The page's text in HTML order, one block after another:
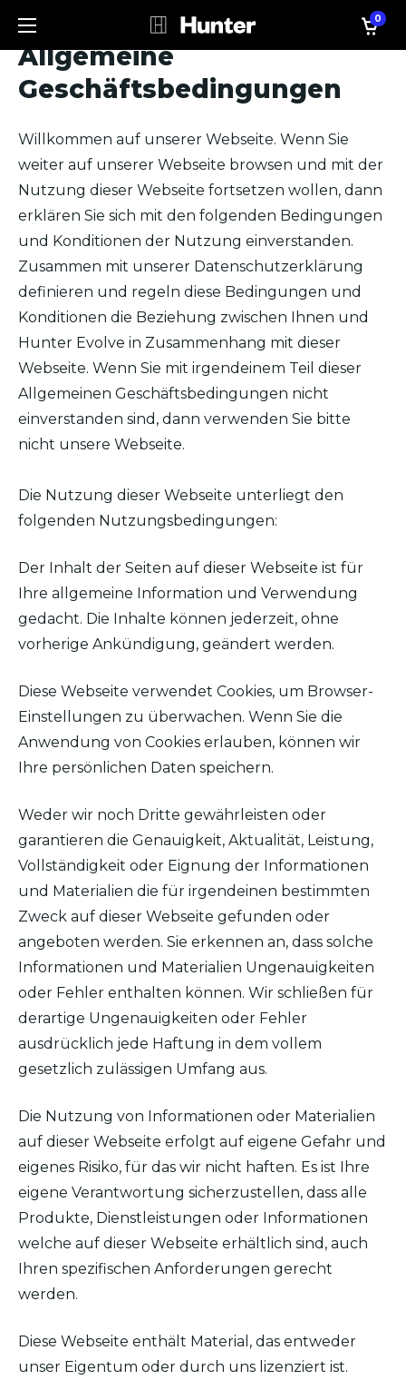
0
Allgemeine
Geschäftsbedingungen
Willkommen auf unserer Webseite. Wenn Sie
weiter auf unserer Webseite browsen und mit der
Nutzung dieser Webseite fortsetzen wollen, dann
erklären Sie sich mit den folgenden Bedingungen
und Konditionen der Nutzung einverstanden.
Zusammen mit unserer Datenschutzerklärung
definieren und regeln diese Bedingungen und
Konditionen die Beziehung zwischen Ihnen und
Hunter Evolve in Zusammenhang mit dieser
Webseite. Wenn Sie mit irgendeinem Teil dieser
Allgemeinen Geschäftsbedingungen nicht
einverstanden sind, dann verwenden Sie bitte
nicht unsere Webseite.
Die Nutzung dieser Webseite unterliegt den
folgenden Nutzungsbedingungen:
Der Inhalt der Seiten auf dieser Webseite ist für
Ihre allgemeine Information und Verwendung
gedacht. Die Inhalte können jederzeit, ohne
vorherige Ankündigung, geändert werden.
Diese Webseite verwendet Cookies, um Browser-
Einstellungen zu überwachen. Wenn Sie die
Anwendung von Cookies erlauben, können wir
Ihre persönlichen Daten speichern.
Weder wir noch Dritte gewährleisten oder
garantieren die Genauigkeit, Aktualität, Leistung,
Vollständigkeit oder Eignung der Informationen
und Materialien die für irgendeinen bestimmten
Zweck auf dieser Webseite gefunden oder
angeboten werden. Sie erkennen an, dass solche
Informationen und Materialien Ungenauigkeiten
oder Fehler enthalten können. Wir schließen für
derartige Ungenauigkeiten oder Fehler
ausdrücklich jede Haftung in dem vollem
gesetzlich zulässigen Umfang aus.
Die Nutzung von Informationen oder Materialien
auf dieser Webseite erfolgt auf eigene Gefahr und
eigenes Risiko, für das wir nicht haften. Es ist Ihre
eigene Verantwortung sicherzustellen, dass alle
Produkte, Dienstleistungen oder Informationen
welche auf dieser Webseite erhältlich sind, auch
Ihren spezifischen Anforderungen gerecht
werden.
Diese Webseite enthält Material, das entweder
unser Eigentum oder durch uns lizenziert ist.